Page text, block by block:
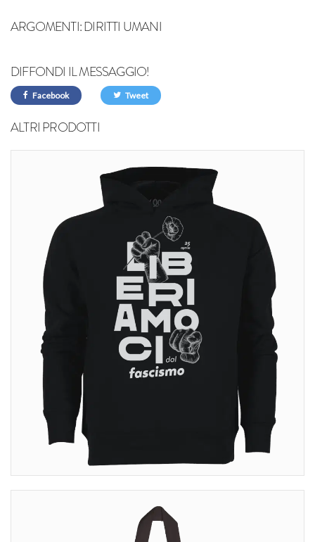
ARGOMENTI:DIRITTI UMANI
DIFFONDI IL MESSAGGIO!
Facebook Tweet
ALTRI PRODOTTI